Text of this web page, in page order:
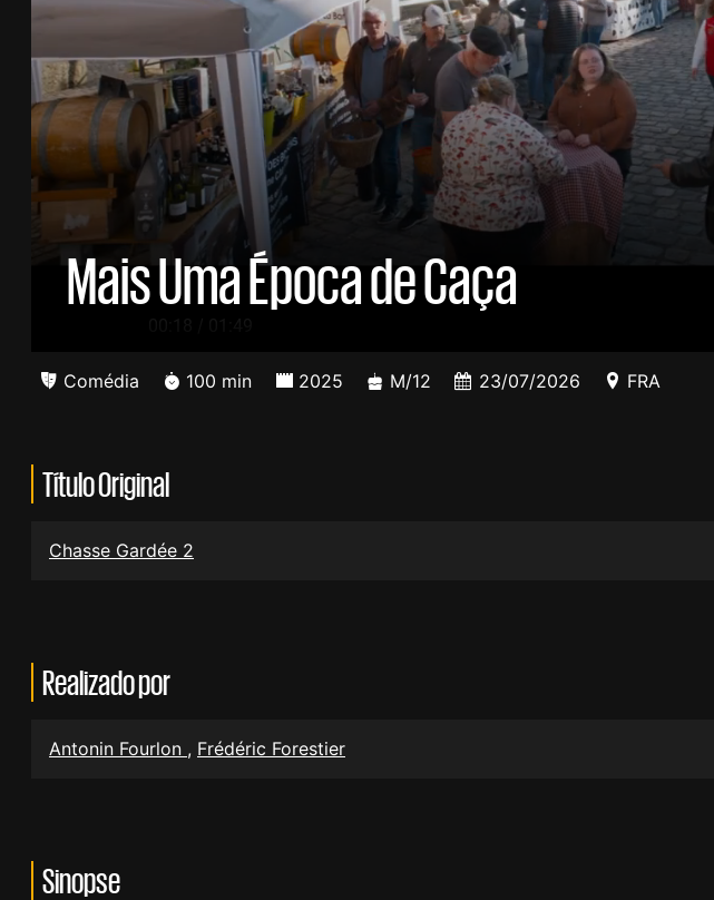
Mais Uma Época de Caça
Comédia 100 min 2025 M/12 23/07/2026 FRA
Título Original
Chasse Gardée 2
Realizado por
Antonin Fourlon , Frédéric Forestier
Sinopse